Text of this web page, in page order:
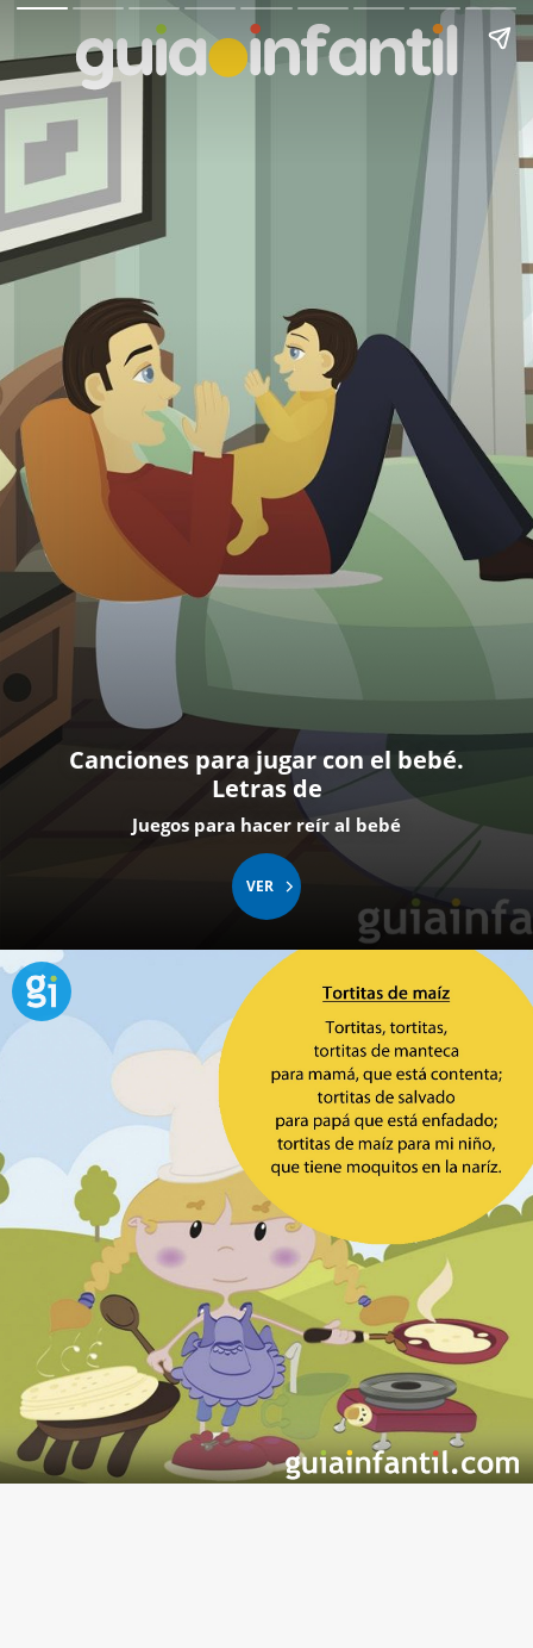
Canciones para jugar con el bebé.
Letras de
Juegos para hacer reír al bebé
VER